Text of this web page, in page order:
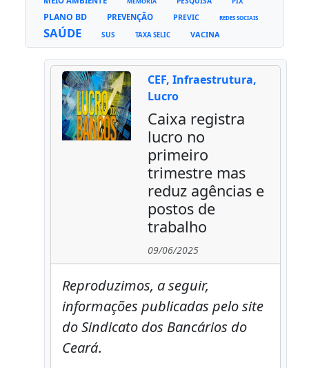
PLANO BD PREVENÇÃO PREVIC REDES SOCIAIS
SAÚDE SUS TAXA SELIC VACINA
CEF, Infraestrutura,
Lucro
Caixa registra
lucro no
primeiro
trimestre mas
reduz agências e
postos de
trabalho
09/06/2025
Reproduzimos, a seguir,
informações publicadas pelo site
do Sindicato dos Bancários do
Ceará.